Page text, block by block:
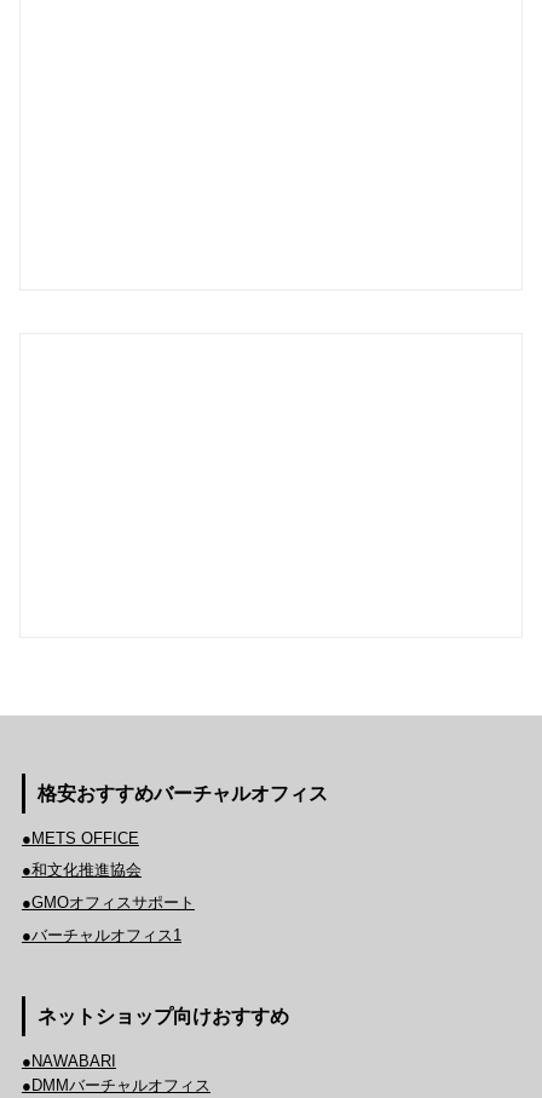
格安おすすめバーチャルオフィス
●METS OFFICE
●和文化推進協会
●GMOオフィスサポート
●バーチャルオフィス1
ネットショップ向けおすすめ
●NAWABARI
●DMMバーチャルオフィス